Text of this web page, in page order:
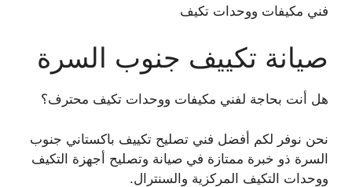
فني مكيفات ووحدات تكيف
صيانة تكييف جنوب السرة
هل أنت بحاجة لفني مكيفات ووحدات تكيف محترف؟
نحن نوفر لكم أفضل فني تصليح تكييف باكستاني جنوب
السرة ذو خبرة ممتازة في صيانة وتصليح أجهزة التكيف
ووحدات التكيف المركزية والسنترال.